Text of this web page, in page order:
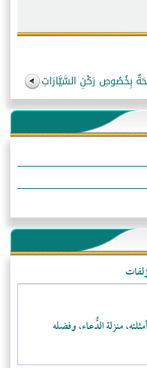
بِخُصُوصِ رَكْنِ السَّيَّارَاتِ
منزلة الدُّعاء، وفضله